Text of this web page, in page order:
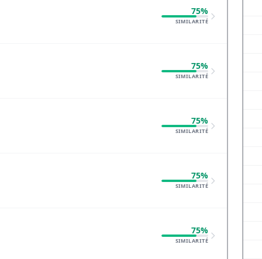
75%
SIMILARITÉ
75%
SIMILARITÉ
75%
SIMILARITÉ
75%
SIMILARITÉ
75%
SIMILARITÉ